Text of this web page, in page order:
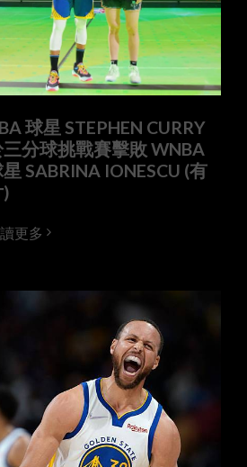
球星 STEPHEN CURRY
分球挑戰賽擊敗 WNBA
SABRINA IONESCU (有
)
更多